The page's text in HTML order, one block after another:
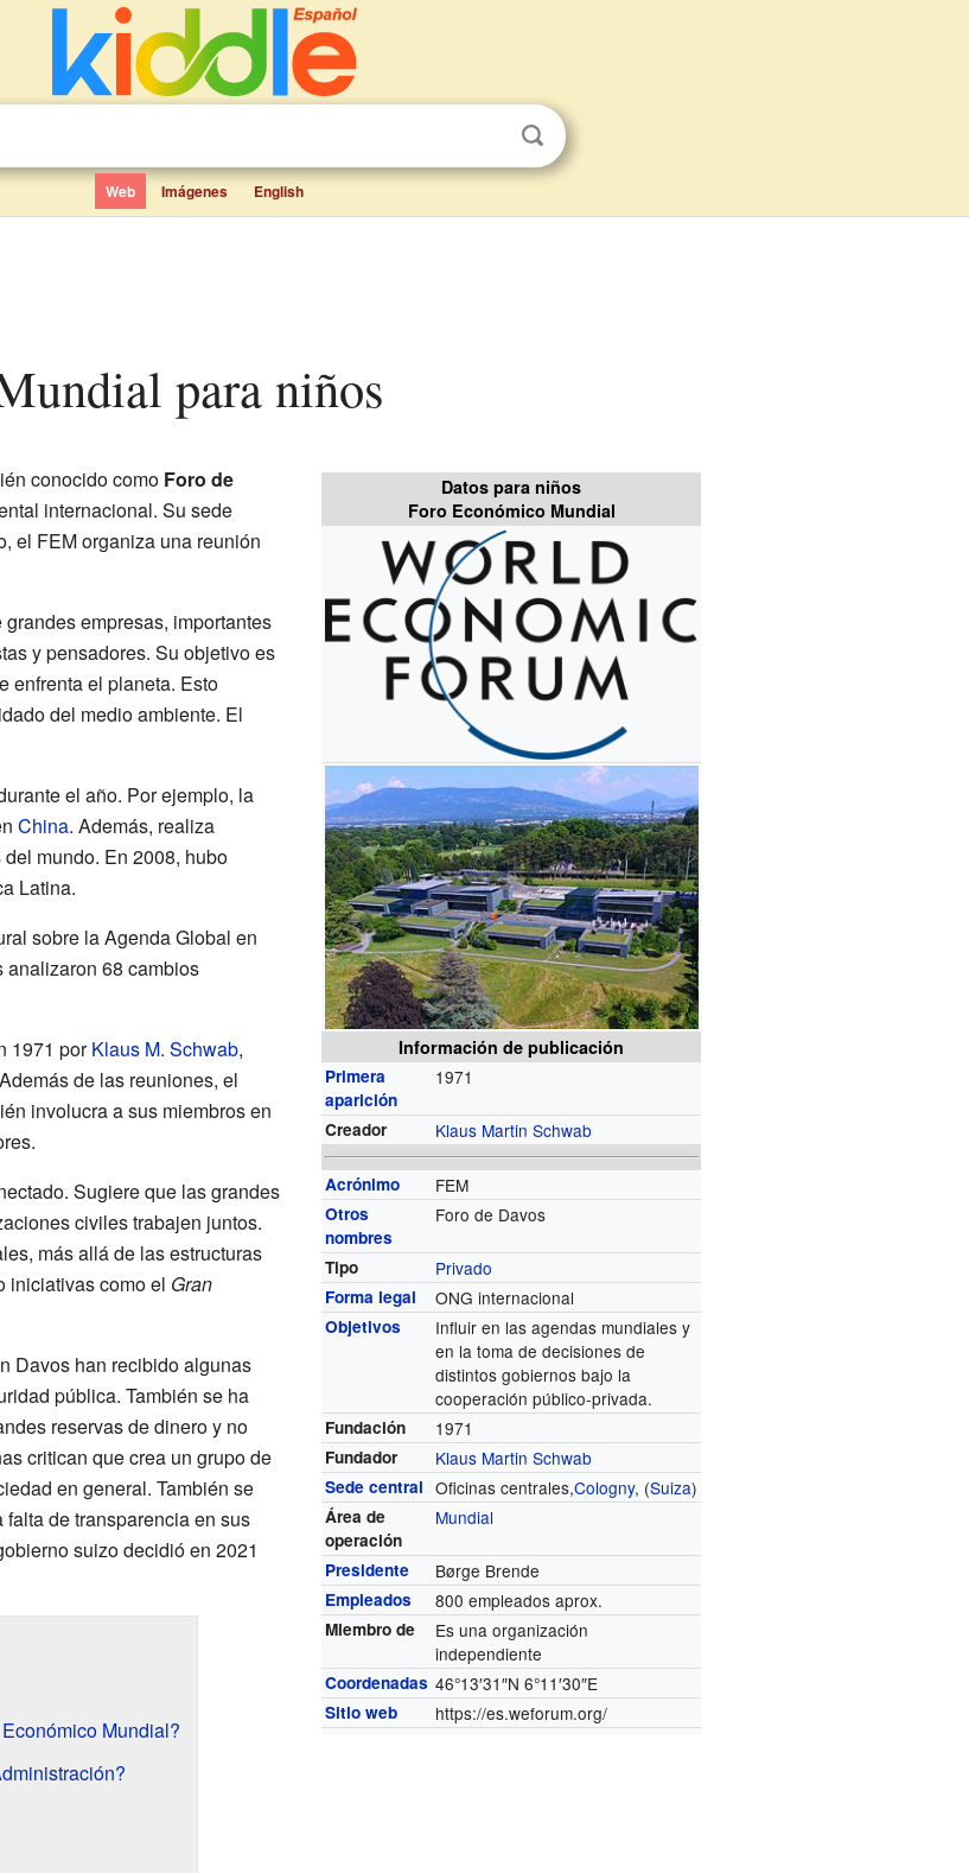
Web Imágenes English
para niños
Datos para niños
Foro Económico Mundial
Información de publicación
Primera
aparición
1971
Creador Klaus Martin Schwab
Acrónimo FEM
Otros
nombres
Foro de Davos
Tipo Privado
Forma legal ONG internacional
Objetivos
Influir en las agendas mundiales y
en la toma de decisiones de
distintos gobiernos bajo la
cooperación público-privada.
Fundación 1971
Fundador Klaus Martin Schwab
Sede central Oficinas centrales,Cologny, (Suiza)
Área de
operación
Mundial
Presidente Børge Brende
Empleados 800 empleados aprox.
Miembro de
Es una organización
independiente
Coordenadas 46°13′31″N 6°11′30″E
Sitio web https://es.weforum.org/
conocido como Foro de
internacional. Su sede
el FEM organiza una reunión
empresas, importantes
y pensadores. Su objetivo es
enfrenta el planeta. Esto
del medio ambiente. El
el año. Por ejemplo, la
China. Además, realiza
mundo. En 2008, hubo
Latina.
sobre la Agenda Global en
analizaron 68 cambios
1971 porKlaus M. Schwab,
de las reuniones, el
involucra a sus miembros en
Sugiere que las grandes
civiles trabajen juntos.
más allá de las estructuras
iniciativas como el Gran
Davos han recibido algunas
pública. También se ha
reservas de dinero y no
critican que crea un grupo de
en general. También se
de transparencia en sus
suizo decidió en 2021
Mundial?